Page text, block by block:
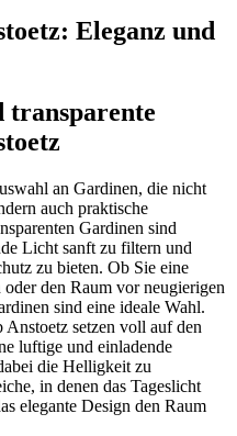
Eleganz und
transparente
an Gardinen, die nicht
auch praktische
Gardinen sind
Licht sanft zu filtern und
zu bieten. Ob Sie eine
den Raum vor neugierigen
sind eine ideale Wahl.
Anstoetz setzen voll auf den
luftige und einladende
die Helligkeit zu
in denen das Tageslicht
elegante Design den Raum